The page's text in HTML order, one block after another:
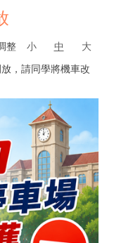
整 小 中
大
，請同學將機車改